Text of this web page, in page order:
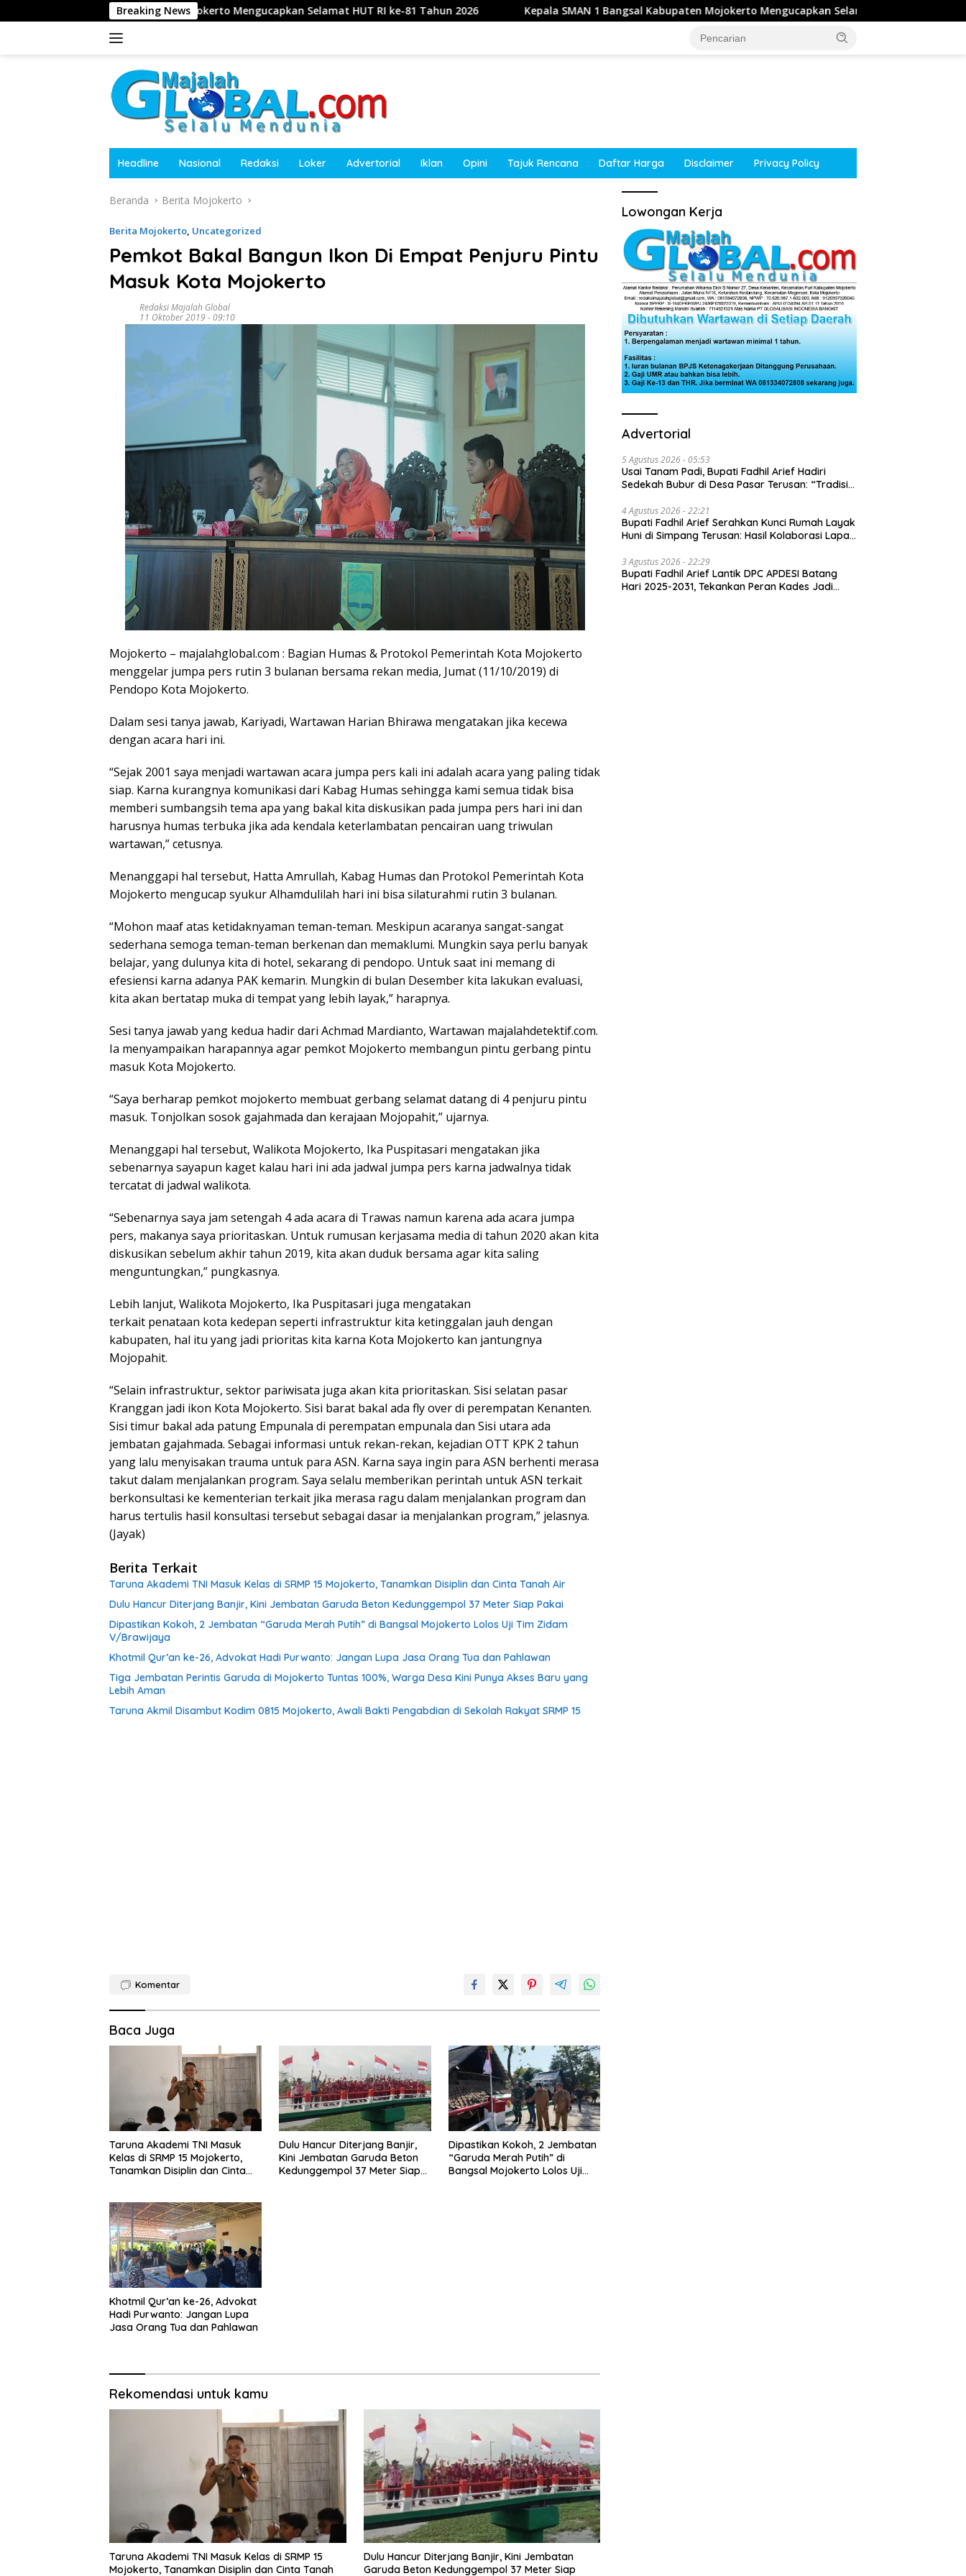
ke
Breaking News
Sooko, Mojokerto Mengucapkan Selamat HUT RI ke-81 Tahun 2026 Kepala SMAN 1 Bangsal Kabupaten Mojokerto Mengucapkan Selamat HUT RI ke-81 Tahun 2026
Headline Nasional Redaksi Loker Advertorial Iklan Opini Tajuk Rencana Daftar Harga Disclaimer Privacy Policy
Beranda Berita Mojokerto
Berita Mojokerto, Uncategorized
Pemkot Bakal Bangun Ikon Di Empat Penjuru Pintu
Masuk Kota Mojokerto
Redaksi Majalah Global
11 Oktober 2019 - 09:10
Mojokerto – majalahglobal.com : Bagian Humas & Protokol Pemerintah Kota Mojokerto
menggelar jumpa pers rutin 3 bulanan bersama rekan media, Jumat (11/10/2019) di
Pendopo Kota Mojokerto.
Dalam sesi tanya jawab, Kariyadi, Wartawan Harian Bhirawa mengatakan jika kecewa
dengan acara hari ini.
“Sejak 2001 saya menjadi wartawan acara jumpa pers kali ini adalah acara yang paling tidak
siap. Karna kurangnya komunikasi dari Kabag Humas sehingga kami semua tidak bisa
memberi sumbangsih tema apa yang bakal kita diskusikan pada jumpa pers hari ini dan
harusnya humas terbuka jika ada kendala keterlambatan pencairan uang triwulan
wartawan,” cetusnya.
Menanggapi hal tersebut, Hatta Amrullah, Kabag Humas dan Protokol Pemerintah Kota
Mojokerto mengucap syukur Alhamdulilah hari ini bisa silaturahmi rutin 3 bulanan.
“Mohon maaf atas ketidaknyaman teman-teman. Meskipun acaranya sangat-sangat
sederhana semoga teman-teman berkenan dan memaklumi. Mungkin saya perlu banyak
belajar, yang dulunya kita di hotel, sekarang di pendopo. Untuk saat ini memang di
efesiensi karna adanya PAK kemarin. Mungkin di bulan Desember kita lakukan evaluasi,
kita akan bertatap muka di tempat yang lebih layak,” harapnya.
Sesi tanya jawab yang kedua hadir dari Achmad Mardianto, Wartawan majalahdetektif.com.
Ia menyampaikan harapannya agar pemkot Mojokerto membangun pintu gerbang pintu
masuk Kota Mojokerto.
“Saya berharap pemkot mojokerto membuat gerbang selamat datang di 4 penjuru pintu
masuk. Tonjolkan sosok gajahmada dan kerajaan Mojopahit,” ujarnya.
Menanggapi hal tersebut, Walikota Mojokerto, Ika Puspitasari mengatakan jika
sebenarnya sayapun kaget kalau hari ini ada jadwal jumpa pers karna jadwalnya tidak
tercatat di jadwal walikota.
“Sebenarnya saya jam setengah 4 ada acara di Trawas namun karena ada acara jumpa
pers, makanya saya prioritaskan. Untuk rumusan kerjasama media di tahun 2020 akan kita
diskusikan sebelum akhir tahun 2019, kita akan duduk bersama agar kita saling
menguntungkan,” pungkasnya.
Lebih lanjut, Walikota Mojokerto, Ika Puspitasari juga mengatakan
terkait penataan kota kedepan seperti infrastruktur kita ketinggalan jauh dengan
kabupaten, hal itu yang jadi prioritas kita karna Kota Mojokerto kan jantungnya
Mojopahit.
“Selain infrastruktur, sektor pariwisata juga akan kita prioritaskan. Sisi selatan pasar
Kranggan jadi ikon Kota Mojokerto. Sisi barat bakal ada fly over di perempatan Kenanten.
Sisi timur bakal ada patung Empunala di perempatan empunala dan Sisi utara ada
jembatan gajahmada. Sebagai informasi untuk rekan-rekan, kejadian OTT KPK 2 tahun
yang lalu menyisakan trauma untuk para ASN. Karna saya ingin para ASN berhenti merasa
takut dalam menjalankan program. Saya selalu memberikan perintah untuk ASN terkait
berkonsultasi ke kementerian terkait jika merasa ragu dalam menjalankan program dan
harus tertulis hasil konsultasi tersebut sebagai dasar ia menjalankan program,” jelasnya.
(Jayak)
Berita Terkait
Taruna Akademi TNI Masuk Kelas di SRMP 15 Mojokerto, Tanamkan Disiplin dan Cinta Tanah Air
Dulu Hancur Diterjang Banjir, Kini Jembatan Garuda Beton Kedunggempol 37 Meter Siap Pakai
Dipastikan Kokoh, 2 Jembatan “Garuda Merah Putih” di Bangsal Mojokerto Lolos Uji Tim Zidam
V/Brawijaya
Khotmil Qur’an ke-26, Advokat Hadi Purwanto: Jangan Lupa Jasa Orang Tua dan Pahlawan
Tiga Jembatan Perintis Garuda di Mojokerto Tuntas 100%, Warga Desa Kini Punya Akses Baru yang
Lebih Aman
Taruna Akmil Disambut Kodim 0815 Mojokerto, Awali Bakti Pengabdian di Sekolah Rakyat SRMP 15
Komentar
Baca Juga
Taruna Akademi TNI Masuk
Kelas di SRMP 15 Mojokerto,
Tanamkan Disiplin dan Cinta
Dulu Hancur Diterjang Banjir,
Kini Jembatan Garuda Beton
Kedunggempol 37 Meter Siap
Dipastikan Kokoh, 2 Jembatan
“Garuda Merah Putih” di
Bangsal Mojokerto Lolos Uji
Khotmil Qur’an ke-26, Advokat
Hadi Purwanto: Jangan Lupa
Jasa Orang Tua dan Pahlawan
Rekomendasi untuk kamu
Taruna Akademi TNI Masuk Kelas di SRMP 15
Mojokerto, Tanamkan Disiplin dan Cinta Tanah
Dulu Hancur Diterjang Banjir, Kini Jembatan
Garuda Beton Kedunggempol 37 Meter Siap
Lowongan Kerja
Advertorial
5 Agustus 2026 - 05:53
Usai Tanam Padi, Bupati Fadhil Arief Hadiri
Sedekah Bubur di Desa Pasar Terusan: “Tradisi
4 Agustus 2026 - 22:21
Bupati Fadhil Arief Serahkan Kunci Rumah Layak
Huni di Simpang Terusan: Hasil Kolaborasi Lapas
3 Agustus 2026 - 22:29
Bupati Fadhil Arief Lantik DPC APDESI Batang
Hari 2025-2031, Tekankan Peran Kades Jadi